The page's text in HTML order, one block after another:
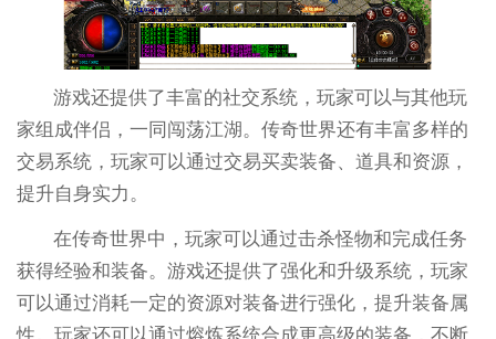
游戏还提供了丰富的社交系统，玩家可以与其他玩
家组成伴侣，一同闯荡江湖。传奇世界还有丰富多样的
交易系统，玩家可以通过交易买卖装备、道具和资源，
提升自身实力。
在传奇世界中，玩家可以通过击杀怪物和完成任务
获得经验和装备。游戏还提供了强化和升级系统，玩家
可以通过消耗一定的资源对装备进行强化，提升装备属